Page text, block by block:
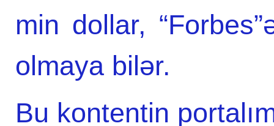
min dollar,
olmaya bilər.
Bu kontentin